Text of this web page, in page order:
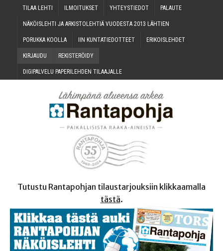
TILAA LEH­TI ILMOI­TUK­SET YHTEYS­TIE­DOT PALAU­TE
NÄKÖIS­LEH­TI JA ARKIS­TO­LEH­TIÄ VUO­DES­TA 2013 LÄHTIEN
PORUK­KA KOOLLA IIN KUN­TA­TIE­DOT­TEET ERI­KOIS­LEH­DET
KIR­JAU­DU REKIS­TE­RÖI­DY
DIGI­PAL­VE­LU PAPE­RI­LEH­DEN TILAAJALLE
Tutustu Rantapohjan tilaustarjouksiin klikkaamalla
tästä.